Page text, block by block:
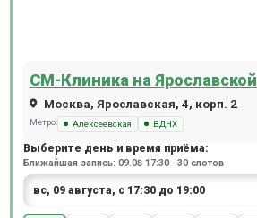
СМ-Клиника на Ярославской
Москва, Ярославская, 4, корп. 2
Метро: Алексеевская ВДНХ
Выберите день и время приёма:
Ближайшая запись: 09.08 17:30 · 30 слотов